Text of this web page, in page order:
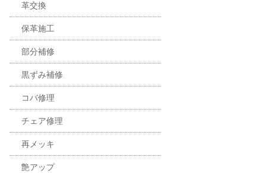
革交換
保革施工
部分補修
黒ずみ補修
コバ修理
チェア修理
再メッキ
艶アップ